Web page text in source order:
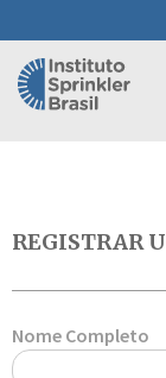
REGISTRAR
Nome Completo